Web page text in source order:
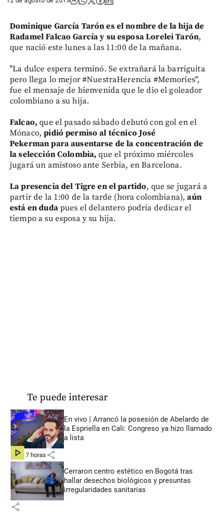
Dominique García Tarón es el nombre de la hija de
Radamel Falcao García y su esposa Lorelei Tarón,
que nació este lunes a las 11:00 de la mañana.
"La dulce espera terminó. Se extrañará la barriguita
pero llega lo mejor #NuestraHerencia #Memories",
fue el mensaje de bienvenida que le dio el goleador
colombiano a su hija.
Falcao, que el pasado sábado debutó con gol en el
Mónaco,pidió permiso al técnico José
Pekerman para ausentarse de la concentración de
la selección Colombia, que el próximo miércoles
jugará un amistoso ante Serbia, en Barcelona.
La presencia del Tigre en el partido, que se jugará a
partir de la 1:00 de la tarde (hora colombiana),aún
está en dudapues el delantero podría dedicar el
tiempo a su esposa y su hija.
Te puede interesar
En vivo | Arrancó la posesión de Abelardo de
la Espriella en Cali: Congreso ya hizo llamado
a lista
hace 7 horas share
Cerraron centro estético en Bogotá tras
hallar desechos biológicos y presuntas
irregularidades sanitarias
share